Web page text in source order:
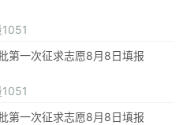
第一次征求志愿8月8日填报
第一次征求志愿8月8日填报